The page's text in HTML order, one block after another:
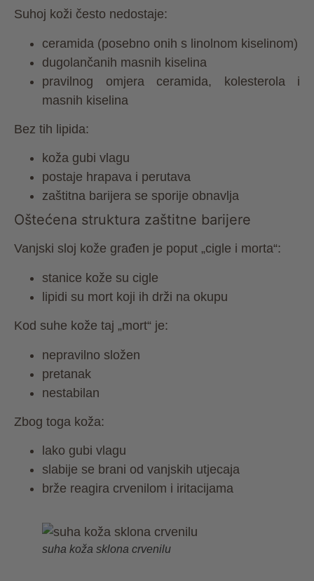
Suhoj koži često nedostaje:
ceramida (posebno onih s linolnom kiselinom)
dugolančanih masnih kiselina
pravilnog omjera ceramida, kolesterola i
masnih kiselina
Bez tih lipida:
koža gubi vlagu
postaje hrapava i perutava
zaštitna barijera se sporije obnavlja
Oštećena struktura zaštitne barijere
Vanjski sloj kože građen je poput „cigle i morta“:
stanice kože su cigle
lipidi su mort koji ih drži na okupu
Kod suhe kože taj „mort“ je:
nepravilno složen
pretanak
nestabilan
Zbog toga koža:
lako gubi vlagu
slabije se brani od vanjskih utjecaja
brže reagira crvenilom i iritacijama
suha koža sklona crvenilu